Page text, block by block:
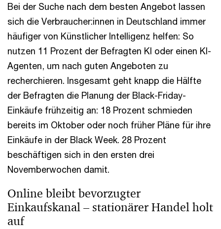
Bei der Suche nach dem besten Angebot lassen
sich die Verbraucher:innen in Deutschland immer
häufiger von Künstlicher Intelligenz helfen: So
nutzen 11 Prozent der Befragten KI oder einen KI-
Agenten, um nach guten Angeboten zu
recherchieren. Insgesamt geht knapp die Hälfte
der Befragten die Planung der Black-Friday-
Einkäufe frühzeitig an: 18 Prozent schmieden
bereits im Oktober oder noch früher Pläne für ihre
Einkäufe in der Black Week. 28 Prozent
beschäftigen sich in den ersten drei
Novemberwochen damit.
Online bleibt bevorzugter
Einkaufskanal – stationärer Handel holt
auf